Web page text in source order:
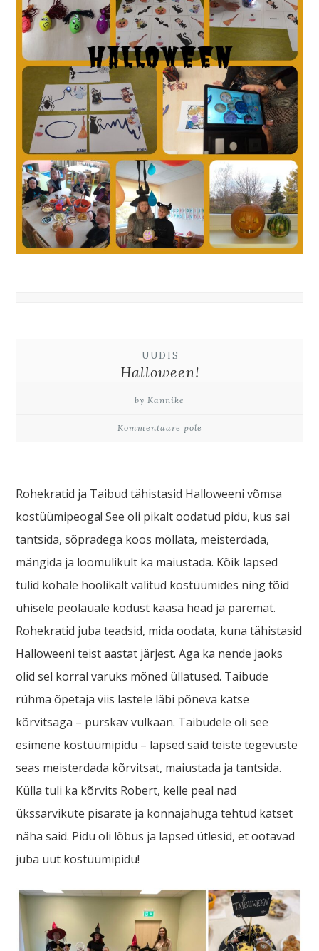
UUDIS
Halloween!
by Kannike
Kommentaare pole
Rohekratid ja Taibud tähistasid Halloweeni võmsa
kostüümipeoga! See oli pikalt oodatud pidu, kus sai
tantsida, sõpradega koos möllata, meisterdada,
mängida ja loomulikult ka maiustada. Kõik lapsed
tulid kohale hoolikalt valitud kostüümides ning tõid
ühisele peolauale kodust kaasa head ja paremat.
Rohekratid juba teadsid, mida oodata, kuna tähistasid
Halloweeni teist aastat järjest. Aga ka nende jaoks
olid sel korral varuks mõned üllatused. Taibude
rühma õpetaja viis lastele läbi põneva katse
kõrvitsaga – purskav vulkaan. Taibudele oli see
esimene kostüümipidu – lapsed said teiste tegevuste
seas meisterdada kõrvitsat, maiustada ja tantsida.
Külla tuli ka kõrvits Robert, kelle peal nad
ükssarvikute pisarate ja konnajahuga tehtud katset
näha said. Pidu oli lõbus ja lapsed ütlesid, et ootavad
juba uut kostüümipidu!